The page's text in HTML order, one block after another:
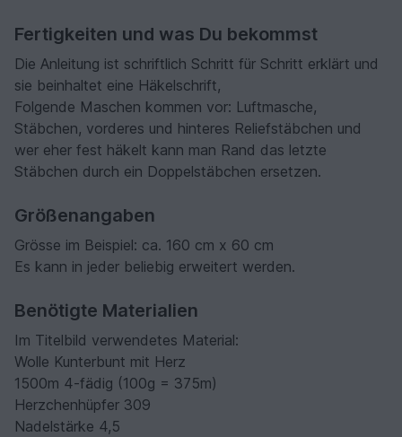
Fertigkeiten und was Du bekommst
Die Anleitung ist schriftlich Schritt für Schritt erklärt und
sie beinhaltet eine Häkelschrift,
Folgende Maschen kommen vor: Luftmasche,
Stäbchen, vorderes und hinteres Reliefstäbchen und
wer eher fest häkelt kann man Rand das letzte
Stäbchen durch ein Doppelstäbchen ersetzen.
Größenangaben
Grösse im Beispiel: ca. 160 cm x 60 cm
Es kann in jeder beliebig erweitert werden.
Benötigte Materialien
Im Titelbild verwendetes Material:
Wolle Kunterbunt mit Herz
1500m 4-fädig (100g = 375m)
Herzchenhüpfer 309
Nadelstärke 4,5